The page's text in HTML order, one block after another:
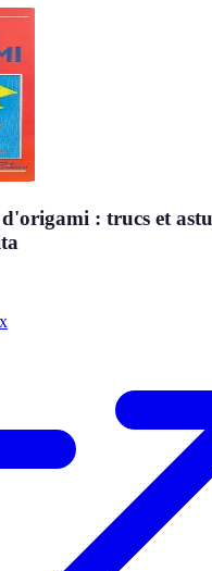
: trucs et